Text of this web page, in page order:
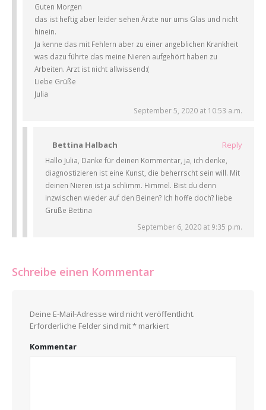
Guten Morgen
das ist heftig aber leider sehen Ärzte nur ums Glas und nicht
hinein.
Ja kenne das mit Fehlern aber zu einer angeblichen Krankheit
was dazu führte das meine Nieren aufgehört haben zu
Arbeiten. Arzt ist nicht allwissend:(
Liebe Grüße
Julia
September 5, 2020 at 10:53 a.m.
Bettina Halbach Reply
Hallo Julia, Danke für deinen Kommentar, ja, ich denke,
diagnostizieren ist eine Kunst, die beherrscht sein will. Mit
deinen Nieren ist ja schlimm. Himmel. Bist du denn
inzwischen wieder auf den Beinen? Ich hoffe doch? liebe
Grüße Bettina
September 6, 2020 at 9:35 p.m.
Schreibe einen Kommentar
Deine E-Mail-Adresse wird nicht veröffentlicht.
Erforderliche Felder sind mit* markiert
Kommentar